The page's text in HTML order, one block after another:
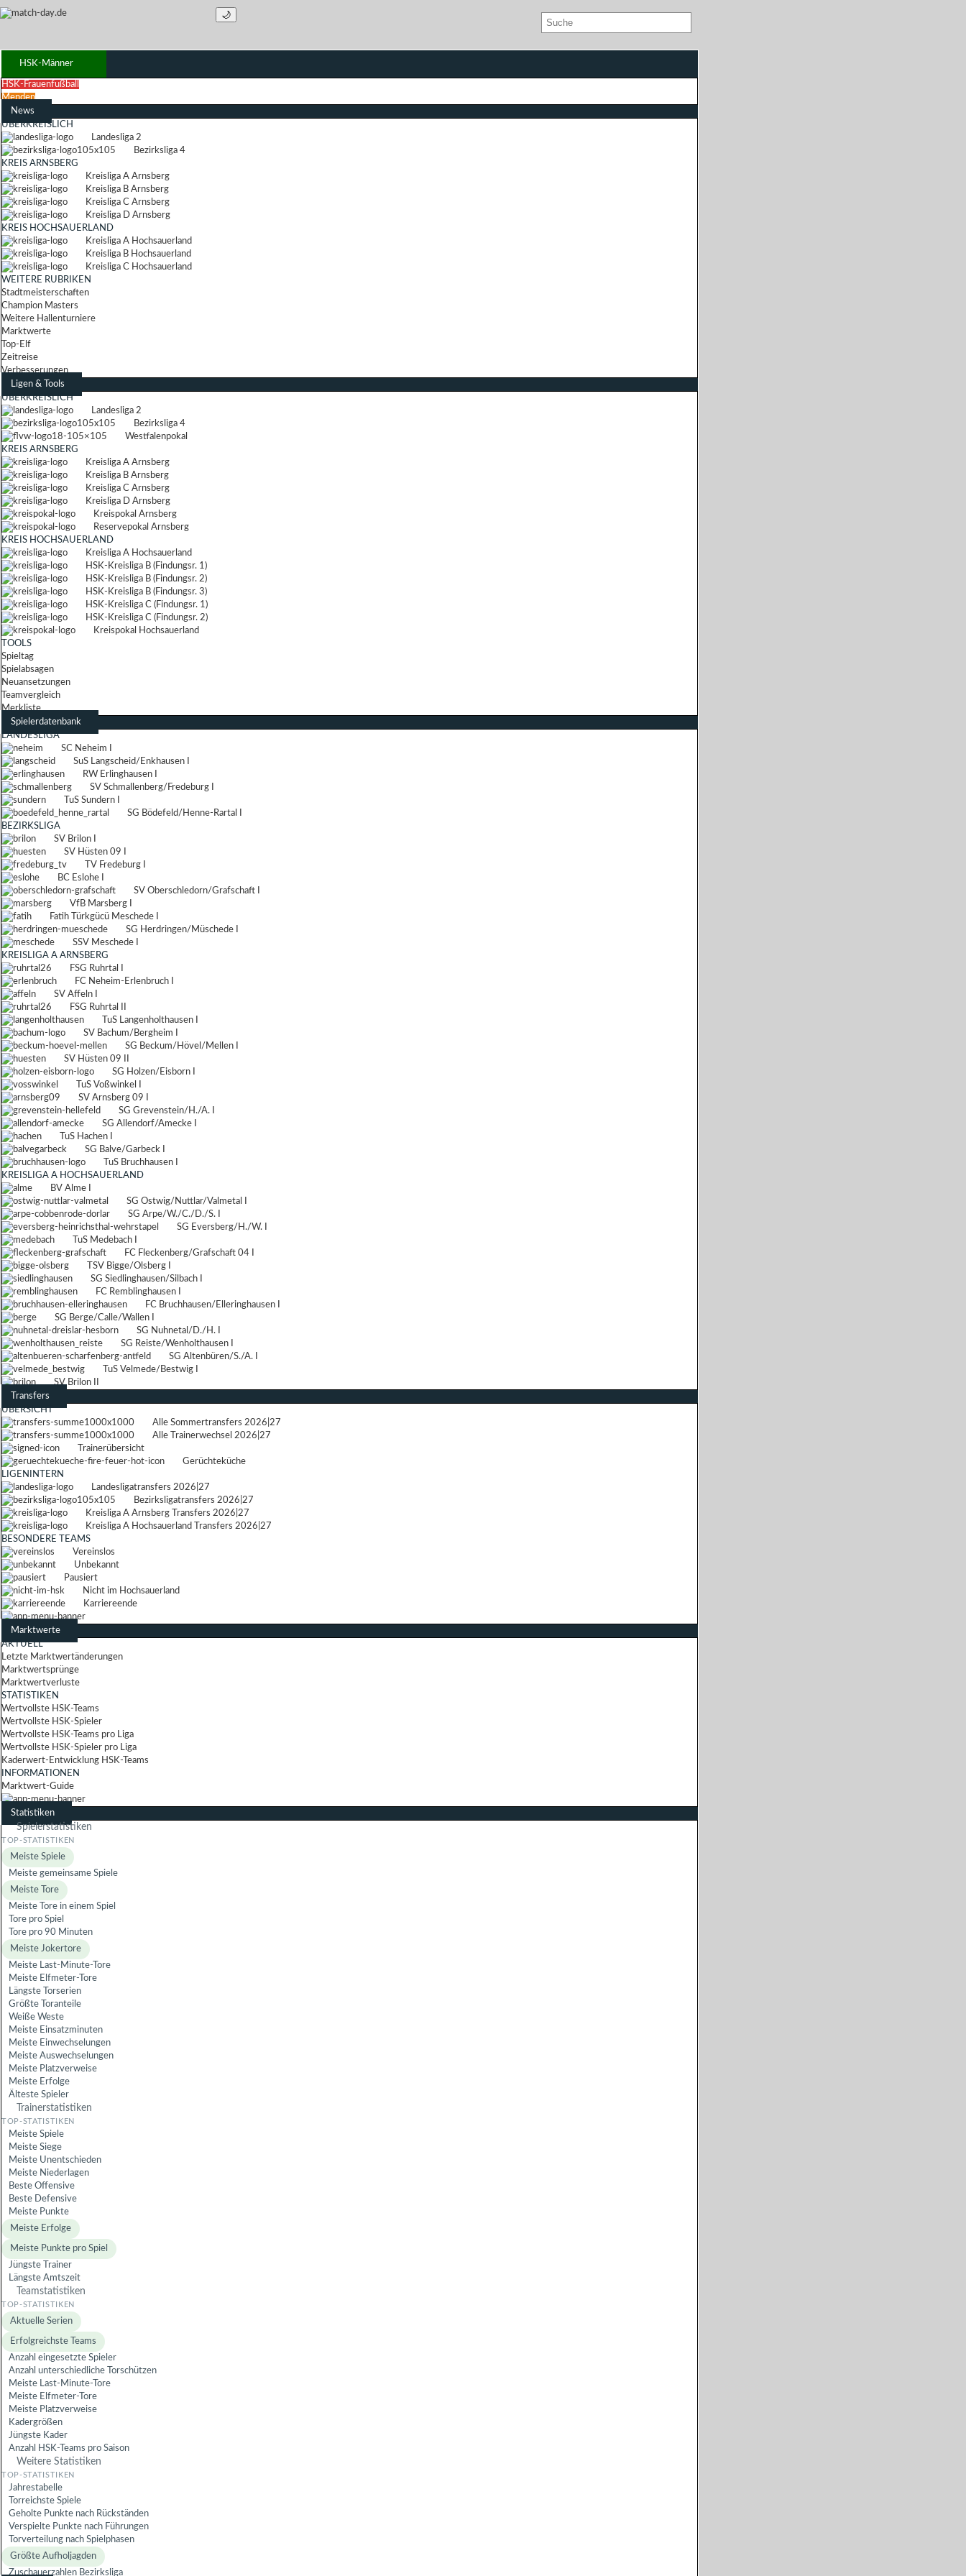
🌙
HSK-Männer
HSK-Frauenfußball
Menden
News
ÜBERKREISLICH
Landesliga 2
Bezirksliga 4
KREIS ARNSBERG
Kreisliga A Arnsberg
Kreisliga B Arnsberg
Kreisliga C Arnsberg
Kreisliga D Arnsberg
KREIS HOCHSAUERLAND
Kreisliga A Hochsauerland
Kreisliga B Hochsauerland
Kreisliga C Hochsauerland
WEITERE RUBRIKEN
Stadtmeisterschaften
Champion Masters
Weitere Hallenturniere
Marktwerte
Top-Elf
Zeitreise
Verbesserungen
Ligen & Tools
ÜBERKREISLICH
Landesliga 2
Bezirksliga 4
Westfalenpokal
KREIS ARNSBERG
Kreisliga A Arnsberg
Kreisliga B Arnsberg
Kreisliga C Arnsberg
Kreisliga D Arnsberg
Kreispokal Arnsberg
Reservepokal Arnsberg
KREIS HOCHSAUERLAND
Kreisliga A Hochsauerland
HSK-Kreisliga B (Findungsr. 1)
HSK-Kreisliga B (Findungsr. 2)
HSK-Kreisliga B (Findungsr. 3)
HSK-Kreisliga C (Findungsr. 1)
HSK-Kreisliga C (Findungsr. 2)
Kreispokal Hochsauerland
TOOLS
Spieltag
Spielabsagen
Neuansetzungen
Teamvergleich
Merkliste
Spielerdatenbank
LANDESLIGA
SC Neheim I
SuS Langscheid/Enkhausen I
RW Erlinghausen I
SV Schmallenberg/Fredeburg I
TuS Sundern I
SG Bödefeld/Henne-Rartal I
BEZIRKSLIGA
SV Brilon I
SV Hüsten 09 I
TV Fredeburg I
BC Eslohe I
SV Oberschledorn/Grafschaft I
VfB Marsberg I
Fatih Türkgücü Meschede I
SG Herdringen/Müschede I
SSV Meschede I
KREISLIGA A ARNSBERG
FSG Ruhrtal I
FC Neheim-Erlenbruch I
SV Affeln I
FSG Ruhrtal II
TuS Langenholthausen I
SV Bachum/Bergheim I
SG Beckum/Hövel/Mellen I
SV Hüsten 09 II
SG Holzen/Eisborn I
TuS Voßwinkel I
SV Arnsberg 09 I
SG Grevenstein/H./A. I
SG Allendorf/Amecke I
TuS Hachen I
SG Balve/Garbeck I
TuS Bruchhausen I
KREISLIGA A HOCHSAUERLAND
BV Alme I
SG Ostwig/Nuttlar/Valmetal I
SG Arpe/W./C./D./S. I
SG Eversberg/H./W. I
TuS Medebach I
FC Fleckenberg/Grafschaft 04 I
TSV Bigge/Olsberg I
SG Siedlinghausen/Silbach I
FC Remblinghausen I
FC Bruchhausen/Elleringhausen I
SG Berge/Calle/Wallen I
SG Nuhnetal/D./H. I
SG Reiste/Wenholthausen I
SG Altenbüren/S./A. I
TuS Velmede/Bestwig I
SV Brilon II
Transfers
ÜBERSICHT
Alle Sommertransfers 2026|27
Alle Trainerwechsel 2026|27
Trainerübersicht
Gerüchteküche
LIGENINTERN
Landesligatransfers 2026|27
Bezirksligatransfers 2026|27
Kreisliga A Arnsberg Transfers 2026|27
Kreisliga A Hochsauerland Transfers 2026|27
BESONDERE TEAMS
Vereinslos
Unbekannt
Pausiert
Nicht im Hochsauerland
Karriereende
Marktwerte
AKTUELL
Letzte Marktwertänderungen
Marktwertsprünge
Marktwertverluste
STATISTIKEN
Wertvollste HSK-Teams
Wertvollste HSK-Spieler
Wertvollste HSK-Teams pro Liga
Wertvollste HSK-Spieler pro Liga
Kaderwert-Entwicklung HSK-Teams
INFORMATIONEN
Marktwert-Guide
Statistiken
Spielerstatistiken
Meiste Spiele
Meiste gemeinsame Spiele
Meiste Tore
Meiste Tore in einem Spiel
Tore pro Spiel
Tore pro 90 Minuten
Meiste Jokertore
Meiste Last-Minute-Tore
Meiste Elfmeter-Tore
Längste Torserien
Größte Toranteile
Weiße Weste
Meiste Einsatzminuten
Meiste Einwechselungen
Meiste Auswechselungen
Meiste Platzverweise
Meiste Erfolge
Älteste Spieler
Trainerstatistiken
Meiste Spiele
Meiste Siege
Meiste Unentschieden
Meiste Niederlagen
Beste Offensive
Beste Defensive
Meiste Punkte
Meiste Erfolge
Meiste Punkte pro Spiel
Jüngste Trainer
Längste Amtszeit
Teamstatistiken
Aktuelle Serien
Erfolgreichste Teams
Anzahl eingesetzte Spieler
Anzahl unterschiedliche Torschützen
Meiste Last-Minute-Tore
Meiste Elfmeter-Tore
Meiste Platzverweise
Kadergrößen
Jüngste Kader
Anzahl HSK-Teams pro Saison
Weitere Statistiken
Jahrestabelle
Torreichste Spiele
Geholte Punkte nach Rückständen
Verspielte Punkte nach Führungen
Torverteilung nach Spielphasen
Größte Aufholjagden
Zuschauerzahlen Bezirksliga